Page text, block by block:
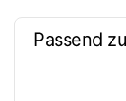
Passend zu